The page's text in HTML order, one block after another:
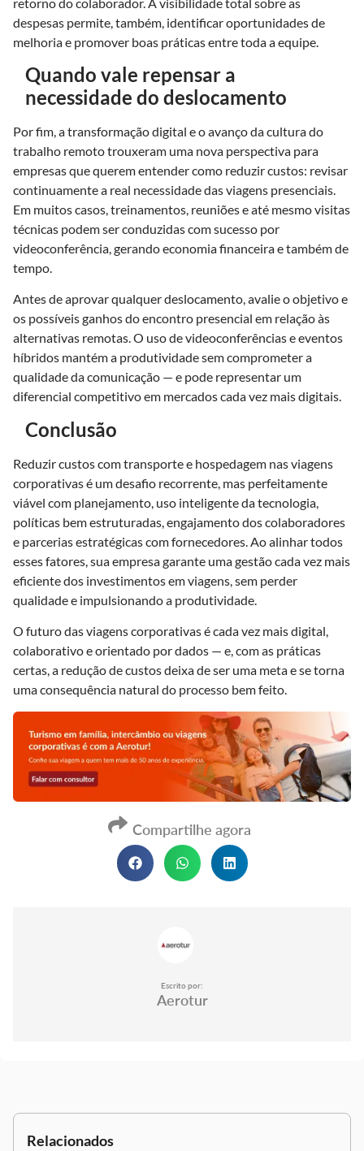
despesas permite, também, identificar oportunidades de
melhoria e promover boas práticas entre toda a equipe.
Quando vale repensar a
necessidade do deslocamento
Por fim, a transformação digital e o avanço da cultura do
trabalho remoto trouxeram uma nova perspectiva para
empresas que querem entender como reduzir custos: revisar
continuamente a real necessidade das viagens presenciais.
Em muitos casos, treinamentos, reuniões e até mesmo visitas
técnicas podem ser conduzidas com sucesso por
videoconferência, gerando economia financeira e também de
tempo.
Antes de aprovar qualquer deslocamento, avalie o objetivo e
os possíveis ganhos do encontro presencial em relação às
alternativas remotas. O uso de videoconferências e eventos
híbridos mantém a produtividade sem comprometer a
qualidade da comunicação — e pode representar um
diferencial competitivo em mercados cada vez mais digitais.
Conclusão
Reduzir custos com transporte e hospedagem nas viagens
corporativas é um desafio recorrente, mas perfeitamente
viável com planejamento, uso inteligente da tecnologia,
políticas bem estruturadas, engajamento dos colaboradores
e parcerias estratégicas com fornecedores. Ao alinhar todos
esses fatores, sua empresa garante uma gestão cada vez mais
eficiente dos investimentos em viagens, sem perder
qualidade e impulsionando a produtividade.
O futuro das viagens corporativas é cada vez mais digital,
colaborativo e orientado por dados — e, com as práticas
certas, a redução de custos deixa de ser uma meta e se torna
uma consequência natural do processo bem feito.
Compartilhe agora
Escrito por:
Aerotur
Relacionados